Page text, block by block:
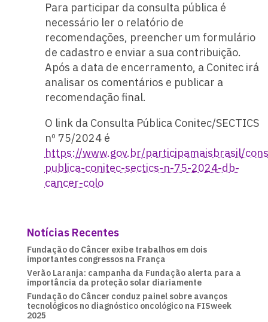
Para participar da consulta pública é
necessário ler o relatório de
recomendações, preencher um formulário
de cadastro e enviar a sua contribuição.
Após a data de encerramento, a Conitec irá
analisar os comentários e publicar a
recomendação final.
O link da Consulta Pública Conitec/SECTICS
nº 75/2024 é
https://www.gov.br/participamaisbrasil/
publica-conitec-sectics-n-75-2024-db-
cancer-colo
Notícias Recentes
Fundação do Câncer exibe trabalhos em dois
importantes congressos na França
Verão Laranja: campanha da Fundação alerta para a
importância da proteção solar diariamente
Fundação do Câncer conduz painel sobre avanços
tecnológicos no diagnóstico oncológico na FISweek
2025